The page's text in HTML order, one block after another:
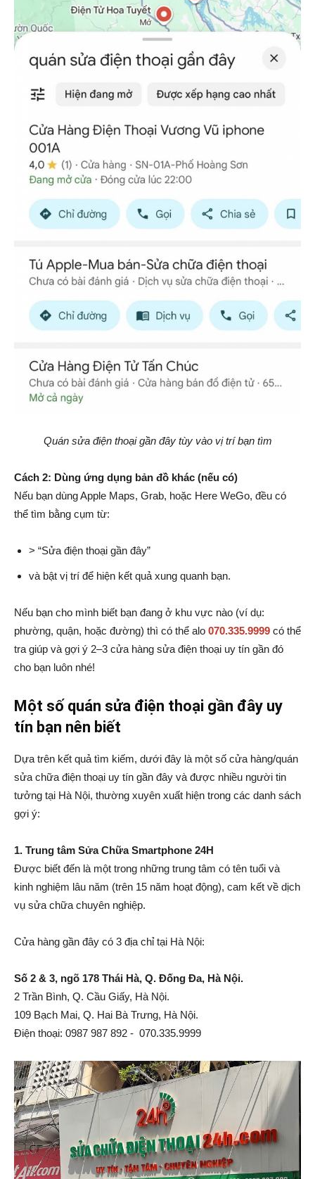
Quán sửa điện thoại gần đây tùy vào vị trí bạn tìm
Cách 2: Dùng ứng dụng bản đồ khác (nếu có)
Nếu bạn dùng Apple Maps, Grab, hoặc Here WeGo, đều có
thể tìm bằng cụm từ:
> “Sửa điện thoại gần đây”
và bật vị trí để hiện kết quả xung quanh bạn.
Nếu bạn cho mình biết bạn đang ở khu vực nào (ví dụ:
phường, quận, hoặc đường) thì có thể alo 070.335.9999 có thể
tra giúp và gợi ý 2–3 cửa hàng sửa điện thoại uy tín gần đó
cho bạn luôn nhé!
Một số quán sửa điện thoại gần đây uy
tín bạn nên biết
Dựa trên kết quả tìm kiếm, dưới đây là một số cửa hàng/quán
sửa chữa điện thoại uy tín gần đây và được nhiều người tin
tưởng tại Hà Nội, thường xuyên xuất hiện trong các danh sách
gợi ý:
1. Trung tâm Sửa Chữa Smartphone 24H
Được biết đến là một trong những trung tâm có tên tuổi và
kinh nghiệm lâu năm (trên 15 năm hoạt động), cam kết về dịch
vụ sửa chữa chuyên nghiệp.
Cửa hàng gần đây có 3 địa chỉ tại Hà Nội:
Số 2 & 3, ngõ 178 Thái Hà, Q. Đống Đa, Hà Nội.
2 Trần Bình, Q. Cầu Giấy, Hà Nội.
109 Bạch Mai, Q. Hai Bà Trưng, Hà Nội.
Điện thoại: 0987 987 892 - 070.335.9999